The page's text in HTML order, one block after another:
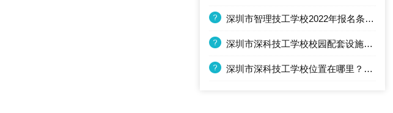
深圳市智理技工学校2022年报名条件、招生要求、招生对象
深圳市深科技工学校校园配套设施怎么样？
深圳市深科技工学校位置在哪里？交通方不方便？